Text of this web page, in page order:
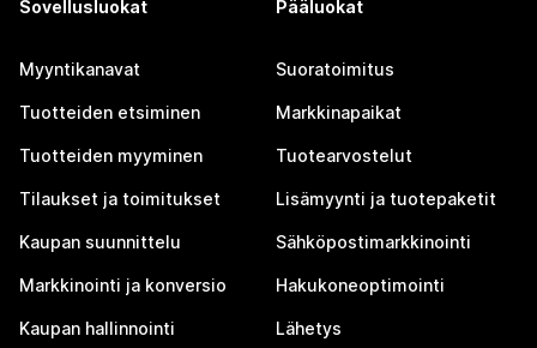
Sovellusluokat
Myyntikanavat
Tuotteiden etsiminen
Tuotteiden myyminen
Tilaukset ja toimitukset
Kaupan suunnittelu
Markkinointi ja konversio
Kaupan hallinnointi
Pääluokat
Suoratoimitus
Markkinapaikat
Tuotearvostelut
Lisämyynti ja tuotepaketit
Sähköpostimarkkinointi
Hakukoneoptimointi
Lähetys